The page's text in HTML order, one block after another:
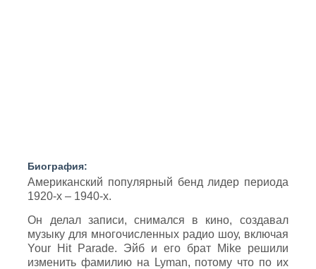
Биография:
Американский популярный бенд лидер периода
1920-х – 1940-х.
Он делал записи, снимался в кино, создавал
музыку для многочисленных радио шоу, включая
Your Hit Parade. Эйб и его брат Mike решили
изменить фамилию на Lyman, потому что по их